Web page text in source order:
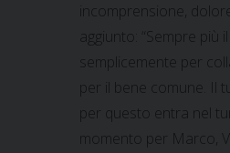
incomprensione,
aggiunto: “Sempre
semplicemente per
per il bene comune. Il
per questo entra nel
momento per Marco,